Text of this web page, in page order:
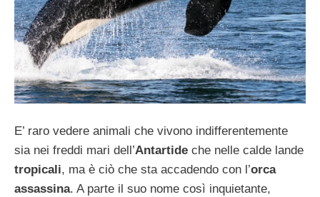
E’ raro vedere animali che vivono indifferentemente
sia nei freddi mari dell’Antartide che nelle calde lande
tropicali, ma è ciò che sta accadendo con l’orca
assassina. A parte il suo nome così inquietante,